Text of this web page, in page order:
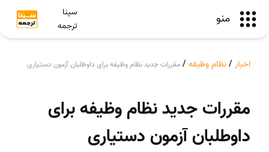
منو
سینا
ترجمه
اخبار /نظام وظیفه / مقررات جدید نظام وظیفه برای داوطلبان آزمون دستیاری
مقررات جدید نظام وظیفه برای
داوطلبان آزمون دستیاری